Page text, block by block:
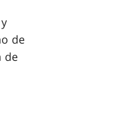
de
de